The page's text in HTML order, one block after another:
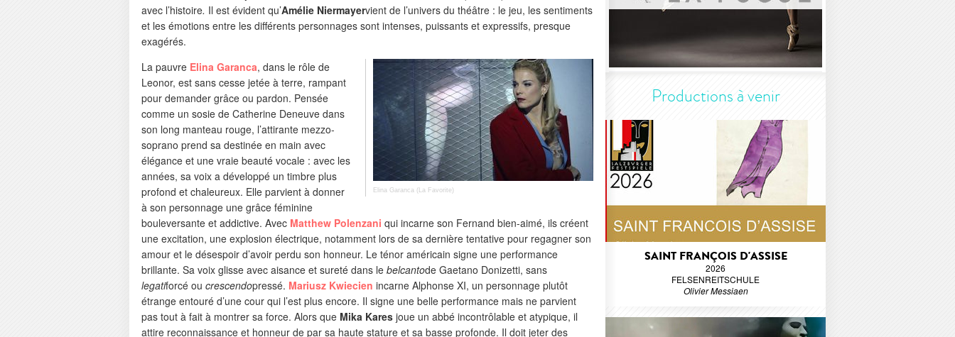
avec l’histoire. Il est évident qu’Amélie Niermayervient de l’univers du théâtre : le jeu, les sentiments
et les émotions entre les différents personnages sont intenses, puissants et expressifs, presque
exagérés.
Elina Garanca (La Favorite)
La pauvre Elina Garanca, dans le rôle de
Leonor, est sans cesse jetée à terre, rampant
pour demander grâce ou pardon. Pensée
comme un sosie de Catherine Deneuve dans
son long manteau rouge, l’attirante mezzo-
soprano prend sa destinée en main avec
élégance et une vraie beauté vocale : avec les
années, sa voix a développé un timbre plus
profond et chaleureux. Elle parvient à donner
à son personnage une grâce féminine
bouleversante et addictive. Avec Matthew Polenzani qui incarne son Fernand bien-aimé, ils créent
une excitation, une explosion électrique, notamment lors de sa dernière tentative pour regagner son
amour et le désespoir d’avoir perdu son honneur. Le ténor américain signe une performance
brillante. Sa voix glisse avec aisance et sureté dans le belcantode Gaetano Donizetti, sans
legatiforcé ou crescendopressé. Mariusz Kwiecien incarne Alphonse XI, un personnage plutôt
étrange entouré d’une cour qui l’est plus encore. Il signe une belle performance mais ne parvient
pas tout à fait à montrer sa force. Alors que Mika Kares joue un abbé incontrôlable et atypique, il
attire reconnaissance et honneur de par sa haute stature et sa basse profonde. Il doit jeter des
Productions à venir
SAINT FRANÇOIS D'ASSISE
2026
FELSENREITSCHULE
Olivier Messiaen